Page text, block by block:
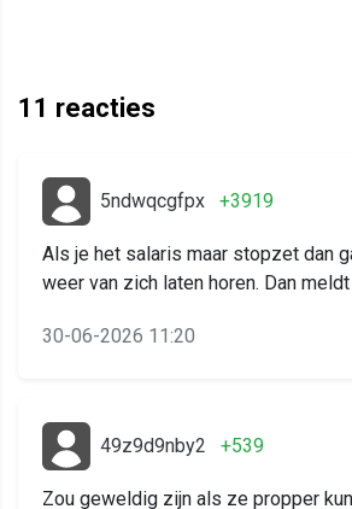
11 reacties
5ndwqcgfpx +3919
Als je het salaris maar stopzet dan
weer van zich laten horen. Dan
30-06-2026 11:20
49z9d9nby2 +539
Zou geweldig zijn als ze propper